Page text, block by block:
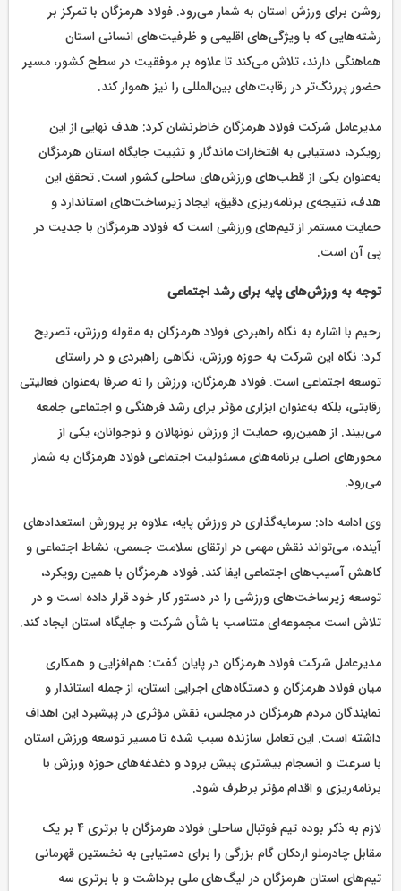
روشن برای ورزش استان به شمار می‌رود. فولاد هرمزگان با تمرکز بر
رشته‌هایی که با ویژگی‌های اقلیمی و ظرفیت‌های انسانی استان
هماهنگی دارند، تلاش می‌کند تا علاوه بر موفقیت در سطح کشور، مسیر
حضور پررنگ‌تر در رقابت‌های بین‌المللی را نیز هموار کند.
مدیرعامل شرکت فولاد هرمزگان خاطرنشان کرد: هدف نهایی از این
رویکرد، دستیابی به افتخارات ماندگار و تثبیت جایگاه استان هرمزگان
به‌عنوان یکی از قطب‌های ورزش‌های ساحلی کشور است. تحقق این
هدف، نتیجه‌ی برنامه‌ریزی دقیق، ایجاد زیرساخت‌های استاندارد و
حمایت مستمر از تیم‌های ورزشی است که فولاد هرمزگان با جدیت در
پی آن است.
توجه به ورزش‌های پایه برای رشد اجتماعی
رحیم با اشاره به نگاه راهبردی فولاد هرمزگان به مقوله ورزش، تصریح
کرد: نگاه این شرکت به حوزه ورزش، نگاهی راهبردی و در راستای
توسعه اجتماعی است. فولاد هرمزگان، ورزش را نه صرفا به‌عنوان فعالیتی
رقابتی، بلکه به‌عنوان ابزاری مؤثر برای رشد فرهنگی و اجتماعی جامعه
می‌بیند. از همین‌رو، حمایت از ورزش نونهالان و نوجوانان، یکی از
محورهای اصلی برنامه‌های مسئولیت اجتماعی فولاد هرمزگان به شمار
می‌رود.
وی ادامه داد: سرمایه‌گذاری در ورزش پایه، علاوه بر پرورش استعدادهای
آینده، می‌تواند نقش مهمی در ارتقای سلامت جسمی، نشاط اجتماعی و
کاهش آسیب‌های اجتماعی ایفا کند. فولاد هرمزگان با همین رویکرد،
توسعه زیرساخت‌های ورزشی را در دستور کار خود قرار داده است و در
تلاش است مجموعه‌ای متناسب با شأن شرکت و جایگاه استان ایجاد کند.
مدیرعامل شرکت فولاد هرمزگان در پایان گفت: هم‌افزایی و همکاری
میان فولاد هرمزگان و دستگاه‌های اجرایی استان، از جمله استاندار و
نمایندگان مردم هرمزگان در مجلس، نقش مؤثری در پیشبرد این اهداف
داشته است. این تعامل سازنده سبب شده تا مسیر توسعه ورزش استان
با سرعت و انسجام بیشتری پیش برود و دغدغه‌های حوزه ورزش با
برنامه‌ریزی و اقدام مؤثر برطرف شود.
لازم به ذکر بوده تیم فوتبال ساحلی فولاد هرمزگان با برتری 4 بر یک
مقابل چادرملو اردکان گام بزرگی را برای دستیابی به نخستین قهرمانی
تیم‌های استان هرمزگان در لیگ‌های ملی برداشت و با برتری سه